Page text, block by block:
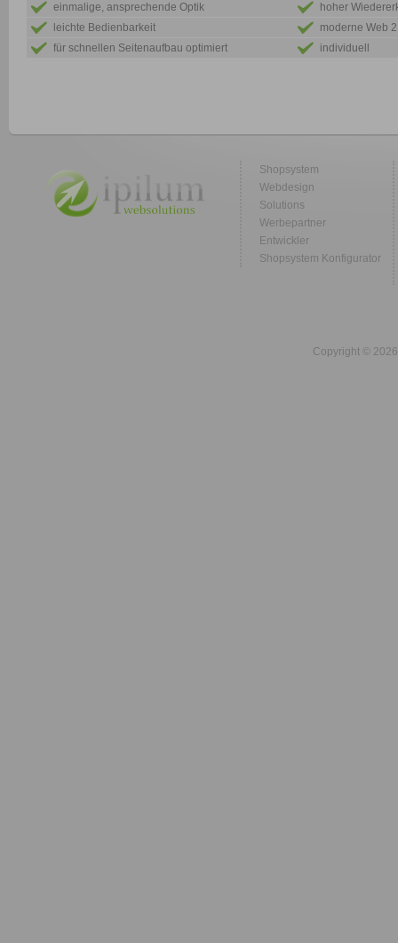
einmalige, ansprechende Optik
hoher
leichte Bedienbarkeit
moderne Web
für schnellen Seitenaufbau optimiert
individuell
Shopsystem
Webdesign
Solutions
Werbepartner
Entwickler
Shopsystem Konfigurator
Copyright ©